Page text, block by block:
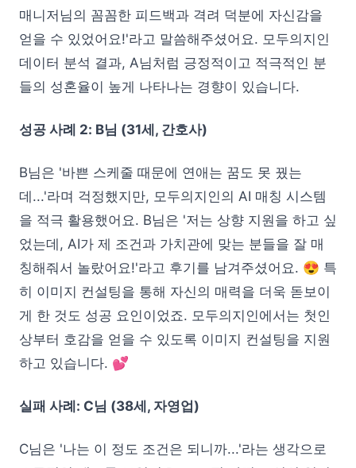
매니저님의 꼼꼼한 피드백과 격려 덕분에 자신감을
얻을 수 있었어요!'라고 말씀해주셨어요. 모두의지인
데이터 분석 결과, A님처럼 긍정적이고 적극적인 분
들의 성혼율이 높게 나타나는 경향이 있습니다.
성공 사례 2: B님 (31세, 간호사)
B님은 '바쁜 스케줄 때문에 연애는 꿈도 못 꿨는
데...'라며 걱정했지만, 모두의지인의 AI 매칭 시스템
을 적극 활용했어요. B님은 '저는 상향 지원을 하고 싶
었는데, AI가 제 조건과 가치관에 맞는 분들을 잘 매
칭해줘서 놀랐어요!'라고 후기를 남겨주셨어요. 😍 특
히 이미지 컨설팅을 통해 자신의 매력을 더욱 돋보이
게 한 것도 성공 요인이었죠. 모두의지인에서는 첫인
상부터 호감을 얻을 수 있도록 이미지 컨설팅을 지원
하고 있습니다. 💕
실패 사례: C님 (38세, 자영업)
C님은 '나는 이 정도 조건은 되니까...'라는 생각으로